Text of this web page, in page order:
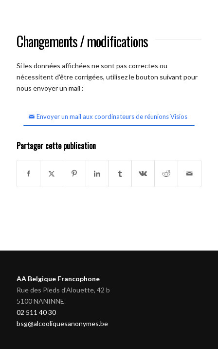
Changements / modifications
Si les données affichées ne sont pas correctes ou
nécessitent d'être corrigées, utilisez le bouton suivant pour
nous envoyer un mail :
Envoyer un mail aux coordinateurs de réunions Visios
Partager cette publication
AA Belgique Francophone
Rue des Pieds d'Alouette, 42 b
5100 NANINNE
02 511 40 30
bsg@alcooliquesanonymes.be